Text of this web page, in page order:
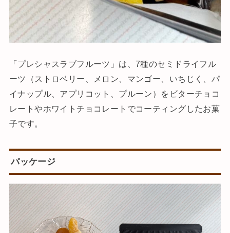
「プレシャスラブフルーツ」は、7種のセミドライフル
ーツ（ストロベリー、メロン、マンゴー、いちじく、パ
イナップル、アプリコット、プルーン）をビターチョコ
レートやホワイトチョコレートでコーティングしたお菓
子です。
パッケージ